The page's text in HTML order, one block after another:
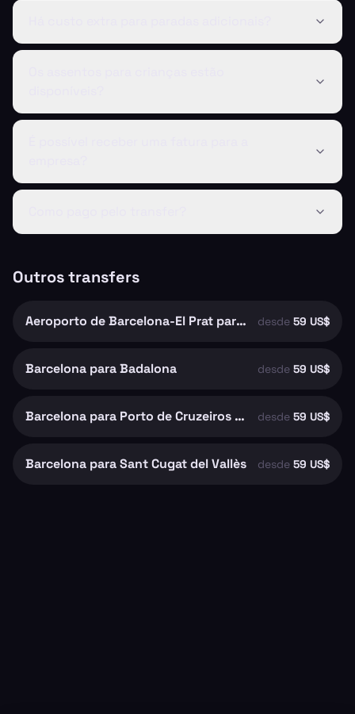
Outros transfers
Aeroporto de Barcelona-El Prat para Barcelona desde 59 US$
Barcelona para Badalona desde 59 US$
Barcelona para Porto de Cruzeiros de Barcelona desde 59 US$
Barcelona para Sant Cugat del Vallès desde 59 US$